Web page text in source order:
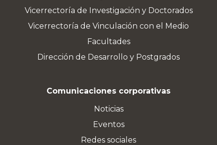
Vicerrectoría de Investigación y Doctorados
Vicerrectoría de Vinculación con el Medio
Facultades
Dirección de Desarrollo y Postgrados
Comunicaciones corporativas
Noticias
Eventos
Redes sociales